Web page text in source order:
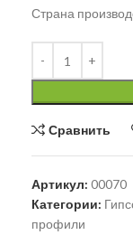
Страна
Сравнить
Артикул: 00070
Категории:
профили